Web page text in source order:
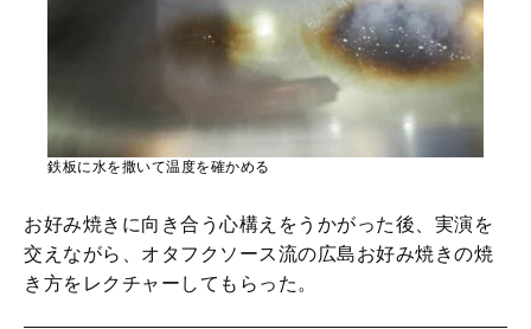
鉄板に水を撒いて温度を確かめる
お好み焼きに向き合う心構えをうかがった後、実演を
交えながら、オタフクソース流の広島お好み焼きの焼
き方をレクチャーしてもらった。